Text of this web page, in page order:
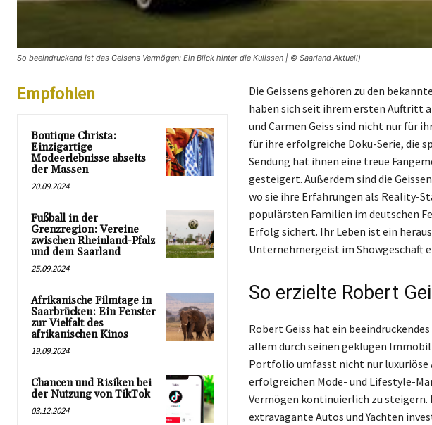
So beeindruckend ist das Geisens Vermögen: Ein Blick hinter die Kulissen | © Saarland Aktuell)
Empfohlen
Boutique Christa:
Einzigartige
Modeerlebnisse abseits
der Massen
20.09.2024
Fußball in der
Grenzregion: Vereine
zwischen Rheinland-Pfalz
und dem Saarland
25.09.2024
Afrikanische Filmtage in
Saarbrücken: Ein Fenster
zur Vielfalt des
afrikanischen Kinos
19.09.2024
Chancen und Risiken bei
der Nutzung von TikTok
03.12.2024
Die Geissens gehören zu den
haben sich seit ihrem ersten Auftritt
und Carmen Geiss sind nicht nur für
für ihre erfolgreiche Doku-Serie, die
Sendung hat ihnen eine treue
gesteigert. Außerdem sind die
wo sie ihre Erfahrungen als Reality-
populärsten Familien im deutschen
Erfolg sichert. Ihr Leben ist ein
Unternehmergeist im Showgeschäft
So erzielte Robert
Robert Geiss hat ein
allem durch seinen geklugen
Portfolio umfasst nicht nur luxuriöse
erfolgreichen Mode- und Lifestyle-
Vermögen kontinuierlich zu steigern.
extravagante Autos und Yachten